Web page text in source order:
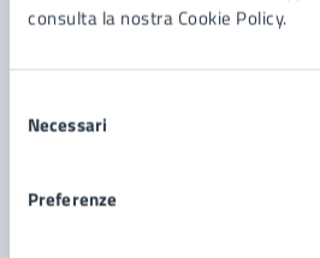
consulta la nostra Cookie Policy.
delNecessari
Preferenze